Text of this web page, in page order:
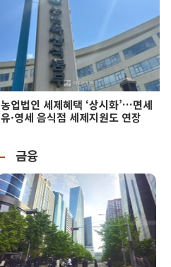
농업법인 세제혜택 ‘상시화’…면세
유·영세 음식점 세제지원도 연장
금융